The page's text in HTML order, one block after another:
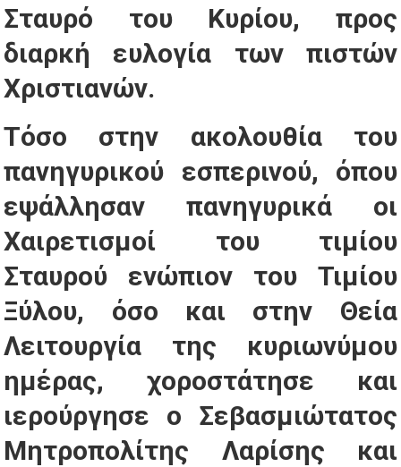
Σταυρό του Κυρίου, προς
διαρκή ευλογία των πιστών
Χριστιανών.
Τόσο στην ακολουθία του
πανηγυρικού εσπερινού, όπου
εψάλλησαν πανηγυρικά οι
Χαιρετισμοί του τιμίου
Σταυρού ενώπιον του Τιμίου
Ξύλου, όσο και στην Θεία
Λειτουργία της κυριωνύμου
ημέρας, χοροστάτησε και
ιερούργησε ο Σεβασμιώτατος
Μητροπολίτης Λαρίσης και